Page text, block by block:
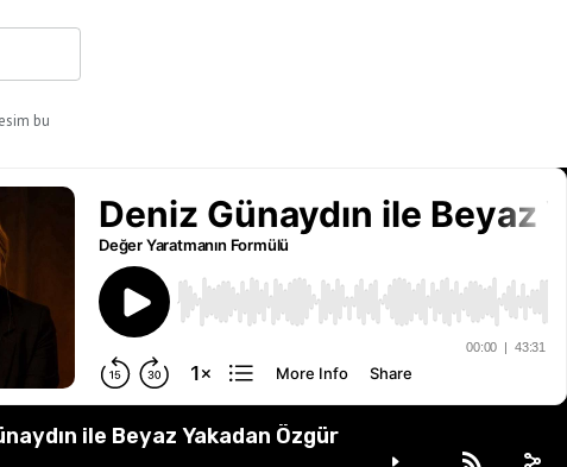
bu
ile Beyaz Yakadan Özgür